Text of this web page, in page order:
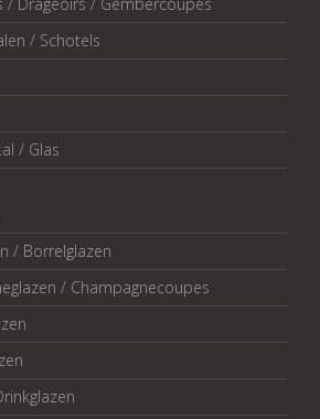
/ Drageoirs / Gembercoupes
/ Schotels
/ Glas
/ Borrelglazen
/ Champagnecoupes